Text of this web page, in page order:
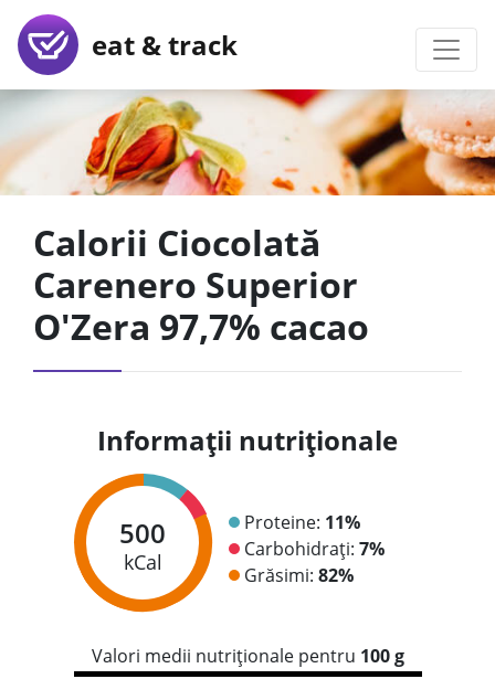
eat & track
Calorii Ciocolată
Carenero Superior
O'Zera 97,7% cacao
Informații nutriționale
500
kCal
Proteine: 11%
Carbohidrați: 7%
Grăsimi: 82%
Valori medii nutriționale pentru 100 g